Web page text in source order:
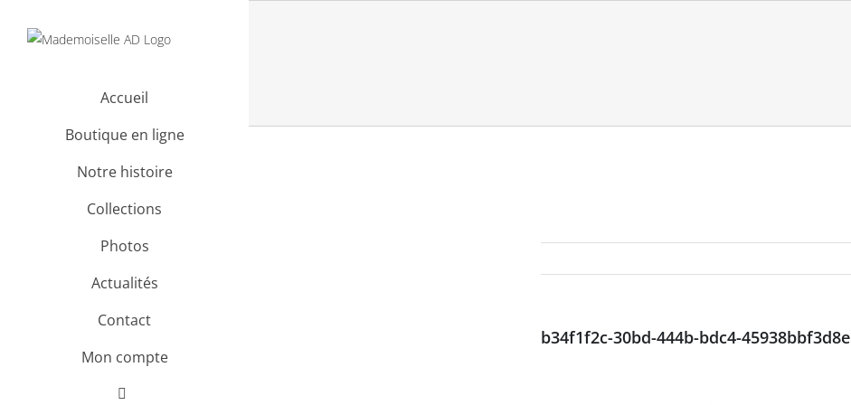
Accueil
Boutique en ligne
Notre histoire
Collections
Photos
Actualités
Contact
Mon compte
b34f1f2c-30bd-444b-bdc4-45938bbf3d8e